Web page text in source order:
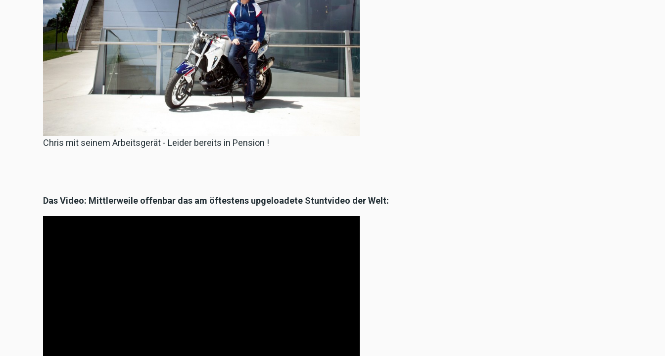
Chris mit seinem Arbeitsgerät - Leider bereits in Pension !
Das Video: Mittlerweile offenbar das am öftestens upgeloadete Stuntvideo der Welt: